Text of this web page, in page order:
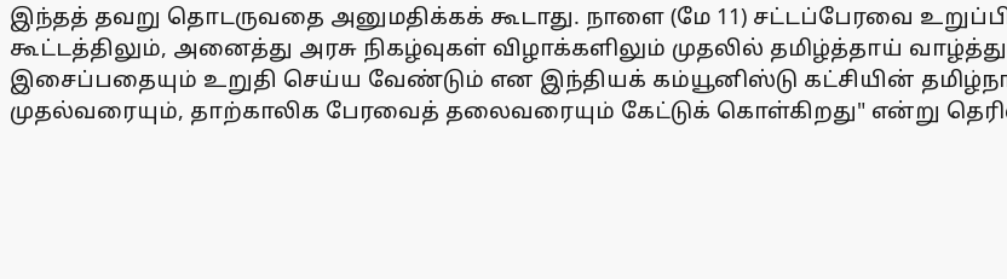
இந்தத் தவறு தொடருவதை அனுமதிக்கக் கூடாது. நாளை (மே 11) சட்டப்பேரவை
கூட்டத்திலும், அனைத்து அரசு நிகழ்வுகள் விழாக்களிலும் முதலில் தமிழ்த்தாய்
இசைப்பதையும் உறுதி செய்ய வேண்டும் என இந்தியக் கம்யூனிஸ்டு கட்சியின்
முதல்வரையும், தாற்காலிக பேரவைத் தலைவரையும் கேட்டுக் கொள்கிறது" என்று